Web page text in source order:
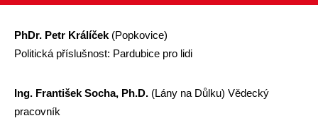
Město
PhDr. Petr Králíček (Popkovice)
Politická příslušnost: Pardubice pro lidi
Ing. František Socha, Ph.D. (Lány na Důlku) Vědecký
pracovník